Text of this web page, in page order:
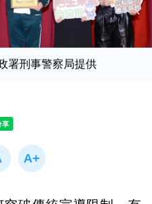
署刑事警察局提供